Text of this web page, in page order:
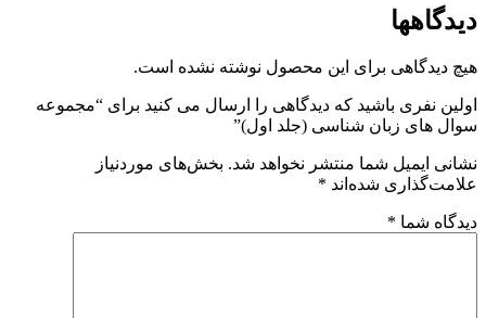
دیدگاهها
هیچ دیدگاهی برای این محصول نوشته نشده است.
اولین نفری باشید که دیدگاهی را ارسال می کنید برای “مجموعه
سوال های زبان شناسی (جلد اول)”
نشانی ایمیل شما منتشر نخواهد شد. بخش‌های موردنیاز
علامت‌گذاری شده‌اند *
دیدگاه شما *